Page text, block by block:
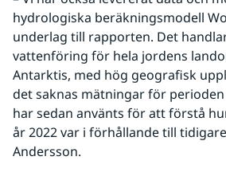
hydrologiska beräkningsmodell
underlag till rapporten. Det
vattenföring för hela jordens
Antarktis, med hög geografisk
det saknas mätningar för perioden
har sedan använts för att förstå
år 2022 var i förhållande till
Andersson.